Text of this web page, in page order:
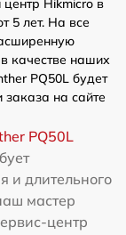
Hikmicro в
5 лет. На все
качестве наших
PQ50L будет
на сайте
PQ50L
и длительного
мастер
центр